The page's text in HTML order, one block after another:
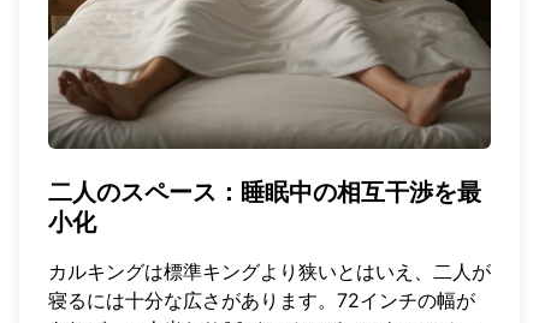
二人のスペース：睡眠中の相互干渉を最
小化
カルキングは標準キングより狭いとはいえ、二人が
寝るには十分な広さがあります。72インチの幅が